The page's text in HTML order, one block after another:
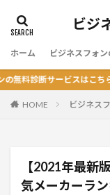
ビジ
ホーム ビジネスフォ
はこちら！
HOME ビジネス
【2021年最新
気メーカーラ